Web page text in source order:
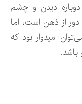
دیدن و چشم
از ذهن است، اما
امیدوار بود که
باشد.